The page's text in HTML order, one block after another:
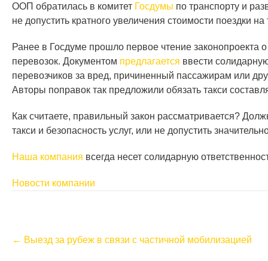
ООП обратилась в комитет Госдумы по транспорту и
не допустить кратного увеличения стоимости поездки
Ранее в Госдуме прошло первое чтение законопроекта
перевозок. Документом предлагается ввести
перевозчиков за вред, причиненный пассажирам или
Авторы поправок так предложили обязать такси
Как считаете, правильный закон рассматривается?
такси и безопасность услуг, или не допустить
Наша компания всегда несет солидарную
Новости компании
o
← Выезд за рубеж в связи с частичной мобилизацией